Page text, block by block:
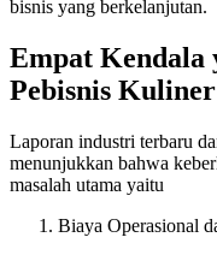
bisnis yang berkelanjutan.
Empat Kendala
Pebisnis Kuliner
Laporan industri terbaru
menunjukkan bahwa
masalah utama yaitu
Biaya Operasional